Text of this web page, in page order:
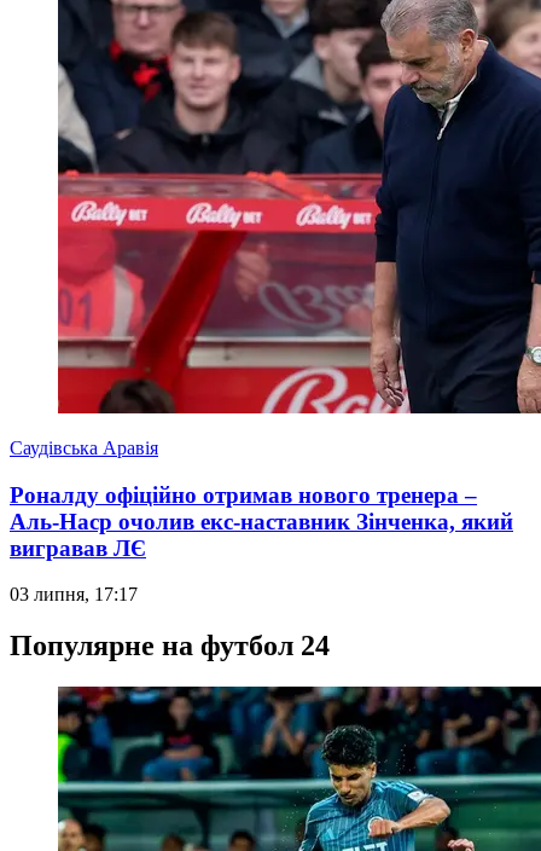
Саудівська Аравія
Роналду офіційно отримав нового тренера –
Аль-Наср очолив екс-наставник Зінченка, який
вигравав ЛЄ
03 липня, 17:17
Популярне на футбол 24